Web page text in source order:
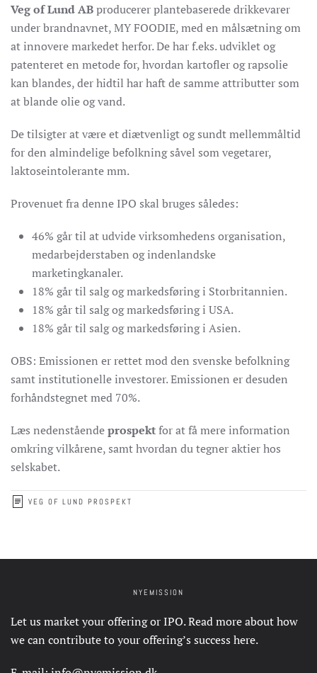
Veg of Lund ABproducerer plantebaserede drikkevarer
under brandnavnet, MY FOODIE, med en målsætning om
at innovere markedet herfor. De har f.eks. udviklet og
patenteret en metode for, hvordan kartofler og rapsolie
kan blandes, der hidtil har haft de samme attributter som
at blande olie og vand.
De tilsigter at være et diætvenligt og sundt mellemmåltid
for den almindelige befolkning såvel som vegetarer,
laktoseintolerante mm.
Provenuet fra denne IPO skal bruges således:
46% går til at udvide virksomhedens organisation,
medarbejderstaben og indenlandske
marketingkanaler.
18% går til salg og markedsføring i Storbritannien.
18% går til salg og markedsføring i USA.
18% går til salg og markedsføring i Asien.
OBS: Emissionen er rettet mod den svenske befolkning
samt institutionelle investorer. Emissionen er desuden
forhåndstegnet med 70%.
Læs nedenståendeprospektfor at få mere information
omkring vilkårene, samt hvordan du tegner aktier hos
selskabet.
VEG OF LUND PROSPEKT
NYEMISSION
Let us market your offering or IPO. Read more about how
we can contribute to your offering’s success here.